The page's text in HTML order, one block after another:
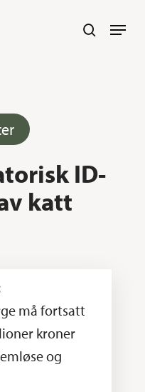
search
ID-
katt
må fortsatt
kroner
og